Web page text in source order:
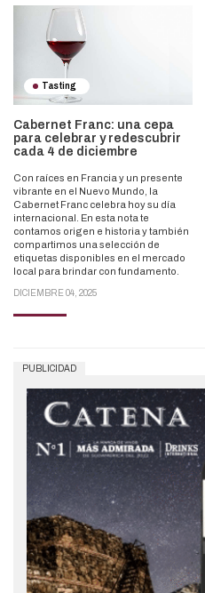
Tasting
Cabernet Franc: una cepa
para celebrar y redescubrir
cada 4 de diciembre
Con raíces en Francia y un presente
vibrante en el Nuevo Mundo, la
Cabernet Franc celebra hoy su día
internacional. En esta nota te
contamos origen e historia y también
compartimos una selección de
etiquetas disponibles en el mercado
local para brindar con fundamento.
DICIEMBRE 04, 2025
PUBLICIDAD